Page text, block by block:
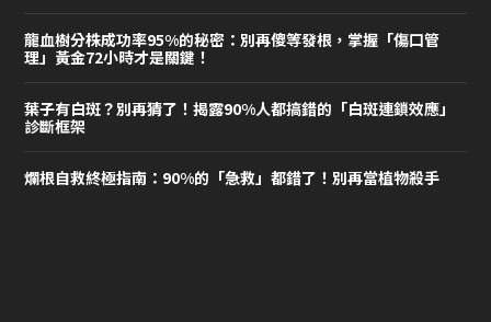
龍血樹分株成功率95%的秘密：別再傻等發根，掌握「傷口管
理」黃金72小時才是關鍵！
葉子有白斑？別再猜了！揭露90%人都搞錯的「白斑連鎖效應」
診斷框架
爛根自救終極指南：90%的「急救」都錯了！別再當植物殺手